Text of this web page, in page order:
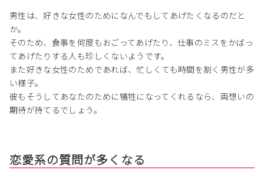
男性は、好きな女性のためになんでもしてあげたくなるのだと
か。
そのため、食事を何度もおごってあげたり、仕事のミスをかばっ
てあげたりする人も珍しくないようです。
また好きな女性のためであれば、忙しくても時間を割く男性が多
い様子。
彼もそうしてあなたのために犠牲になってくれるなら、両想いの
期待が持てるでしょう。
恋愛系の質問が多くなる